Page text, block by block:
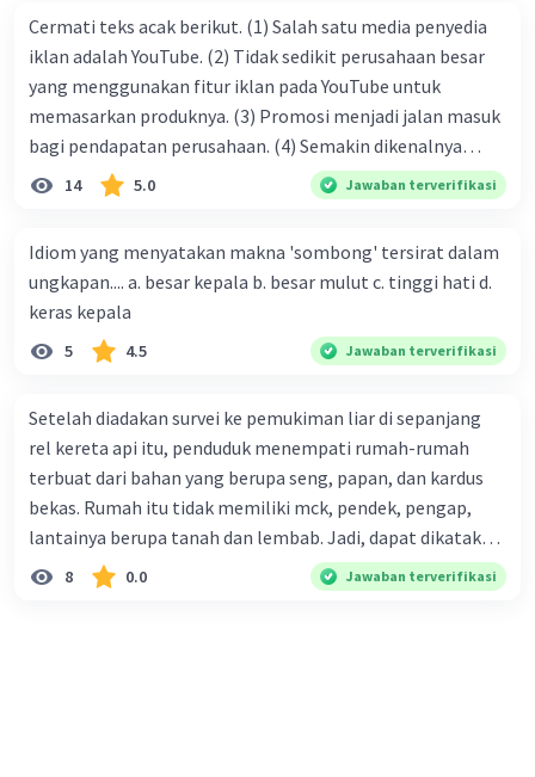
Cermati teks acak berikut. (1) Salah satu media penyedia
iklan adalah YouTube. (2) Tidak sedikit perusahaan besar
yang menggunakan fitur iklan pada YouTube untuk
memasarkan produknya. (3) Promosi menjadi jalan masuk
bagi pendapatan perusahaan. (4) Semakin dikenalnya
suatu produk oleh konsumen, semakin besar pula peluang
perusahaan kepada konsumen. Urutan yang tepat agar
menjadi teks eksposisi yang padu adalah .... A. (1)-(2)-(3)-
(4)-(5) B. (2)-(1)-(3)-(4)-(5) C. (3)-(1)-(2)-(5)-(4) D. (3)-(5)-
(4)-(1)-(2) E. (5)-(1)-(3)-(4)-(2)
14 5.0 Jawaban terverifikasi
Idiom yang menyatakan makna 'sombong' tersirat dalam
ungkapan.... a. besar kepala b. besar mulut c. tinggi hati d.
keras kepala
5 4.5 Jawaban terverifikasi
Setelah diadakan survei ke pemukiman liar di sepanjang
rel kereta api itu, penduduk menempati rumah-rumah
terbuat dari bahan yang berupa seng, papan, dan kardus
bekas. Rumah itu tidak memiliki mck, pendek, pengap,
lantainya berupa tanah dan lembab. Jadi, dapat dikatakan
bahwa tempat tinggal mereka tidak layak huni dan tidak
8 0.0 Jawaban terverifikasi